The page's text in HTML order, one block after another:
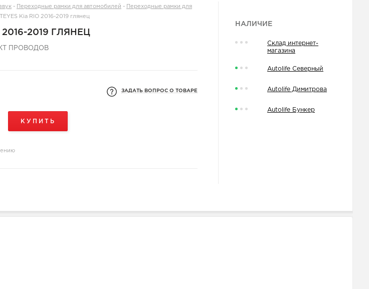
- Переходные рамки для автомобилей -
Переходные рамки для
TEYES Kia RIO 2016-2019 глянец
2016-2019 ГЛЯНЕЦ
ПРОВОДОВ
ЗАДАТЬ ВОПРОС О ТОВАРЕ
КУПИТЬ
НАЛИЧИЕ
Склад интернет-
магазина
Autolife Северный
Autolife Димитрова
Autolife Бункер